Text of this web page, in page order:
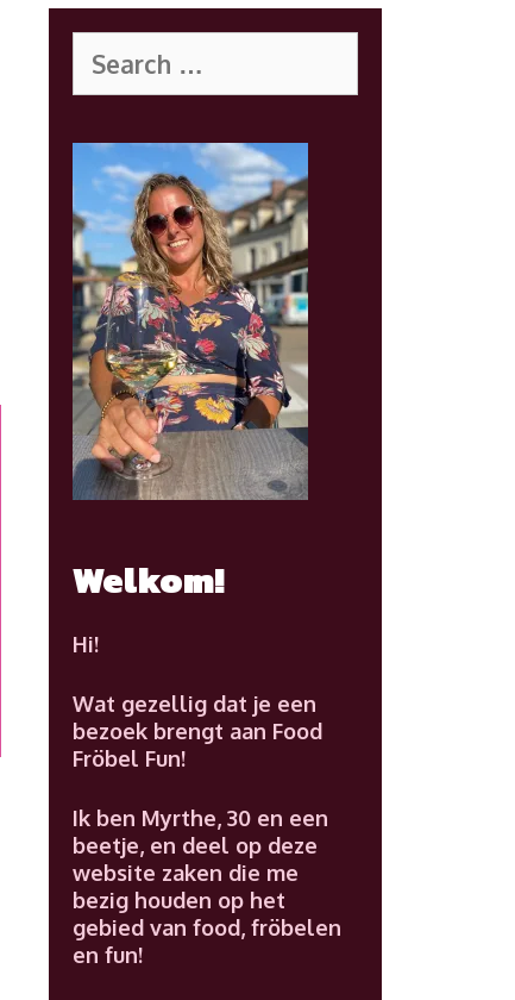
for:
Welkom!
Hi!
Wat gezellig dat je een
bezoek brengt aan Food
Fröbel Fun!
Ik ben Myrthe, 30 en een
beetje, en deel op deze
website zaken die me
bezig houden op het
gebied van food, fröbelen
en fun!